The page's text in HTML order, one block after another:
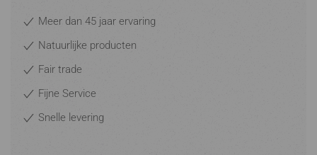
Meer dan 45 jaar ervaring
Natuurlijke producten
Fair trade
Fijne Service
Snelle levering